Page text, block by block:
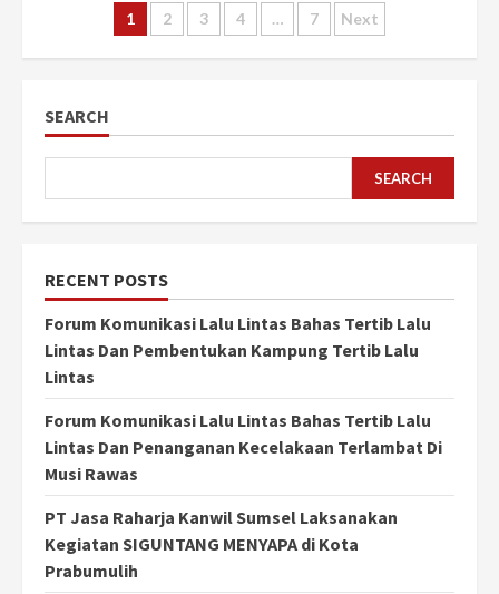
Posts
pagination
1 2 3 4 … 7 Next
SEARCH
SEARCH
RECENT POSTS
Forum Komunikasi Lalu Lintas Bahas Tertib Lalu
Lintas Dan Pembentukan Kampung Tertib Lalu
Lintas
Forum Komunikasi Lalu Lintas Bahas Tertib Lalu
Lintas Dan Penanganan Kecelakaan Terlambat Di
Musi Rawas
PT Jasa Raharja Kanwil Sumsel Laksanakan
Kegiatan SIGUNTANG MENYAPA di Kota
Prabumulih